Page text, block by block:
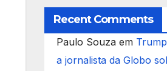
Recent Comments
Paulo Souzaem
a jornalista da Globo